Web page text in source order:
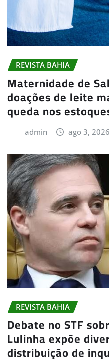
REVISTA BAHIA
Maternidade de
doações de leite
queda nos
admin ago 3, 2026
REVISTA BAHIA
Debate no STF
Lulinha expõe
distribuição de